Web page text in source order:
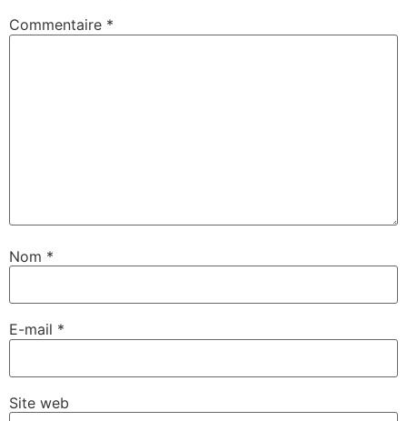
Commentaire *
Nom *
E-mail *
Site web